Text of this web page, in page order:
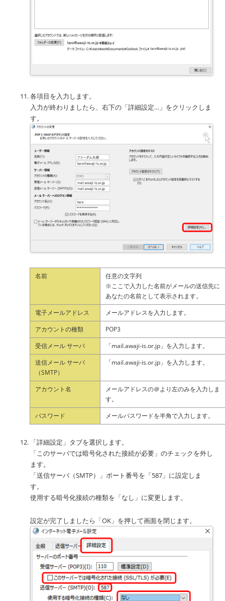
各項目を入力します。
入力が終わりましたら、右下の「詳細設定…」をクリックしま
す。
名前
任意の文字列
※ここで入力した名前がメールの送信先に
あなたの名前として表示されます。
電子メールアドレス
メールアドレスを入力します。
アカウントの種類
POP3
受信メール サーバ
「mail.awaji-is.or.jp」を入力します。
送信メール サーバ
（SMTP）
「mail.awaji-is.or.jp」を入力します。
アカウント名
メールアドレスの＠より左のみを入力しま
す。
パスワード
メールパスワードを半角で入力します。
「詳細設定」タブを選択します。
「このサーバでは暗号化された接続が必要」のチェックを外し
ます。
「送信サーバ（SMTP）」ポート番号を「587」に設定しま
す。
使用する暗号化接続の種類を「なし」に変更します。
設定が完了しましたら「OK」を押して画面を閉じます。